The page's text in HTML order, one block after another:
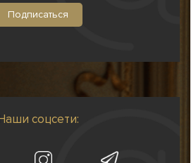
соцсети: